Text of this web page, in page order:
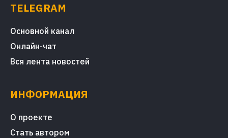
TELEGRAM
Основной канал
Онлайн-чат
Вся лента новостей
ИНФОРМАЦИЯ
О проекте
Стать автором